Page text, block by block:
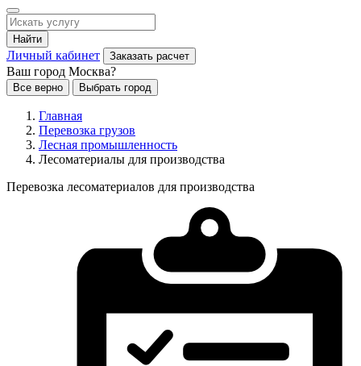
Найти
Личный кабинет Заказать расчет
Ваш город Москва?
Все верно Выбрать город
Главная
Перевозка грузов
Лесная промышленность
Лесоматериалы для производства
Перевозка лесоматериалов для производства